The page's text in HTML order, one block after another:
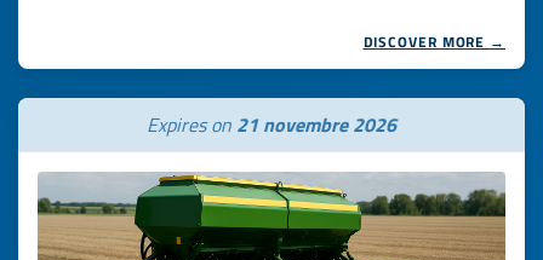
DISCOVER MORE →
Expires on 21 novembre 2026